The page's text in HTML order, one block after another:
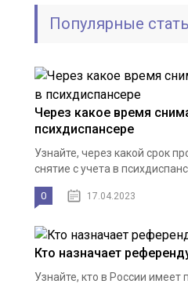
Популярные
Через какое время
психдиспансере
Узнайте, через какой срок
снятие с учета в
0 17.04.2023
Кто назначает
Узнайте, кто в России имеет